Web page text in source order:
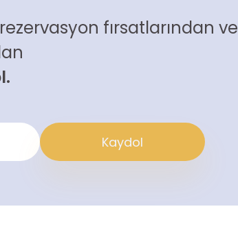
fırsatlarından ve
Kaydol